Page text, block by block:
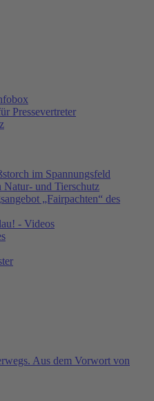
Pressevertreter
im Spannungsfeld
Natur- und Tierschutz
„Fairpachten“ des
- Videos
Aus dem Vorwort von